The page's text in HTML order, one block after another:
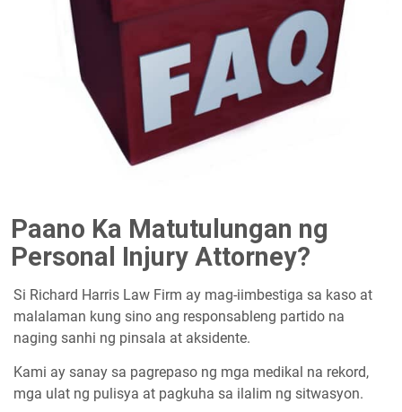
Paano Ka Matutulungan ng
Personal Injury Attorney?
Si Richard Harris Law Firm ay mag-iimbestiga sa kaso at
malalaman kung sino ang responsableng partido na
naging sanhi ng pinsala at aksidente.
Kami ay sanay sa pagrepaso ng mga medikal na rekord,
mga ulat ng pulisya at pagkuha sa ilalim ng sitwasyon.